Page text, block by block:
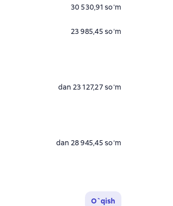
30 530,91 soʻm
23 985,45 soʻm
dan 23 127,27 soʻm
dan 28 945,45 soʻm
O`qish